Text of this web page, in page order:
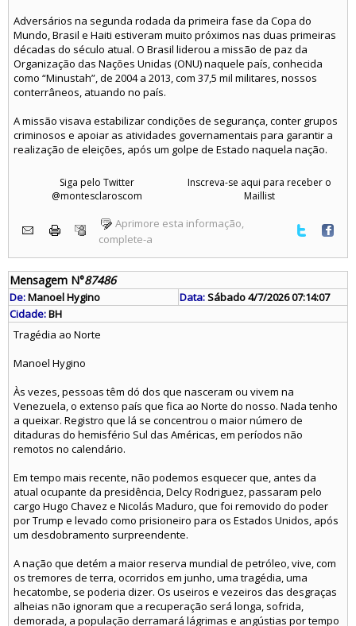
Adversários na segunda rodada da primeira fase da Copa do
Mundo, Brasil e Haiti estiveram muito próximos nas duas primeiras
décadas do século atual. O Brasil liderou a missão de paz da
Organização das Nações Unidas (ONU) naquele país, conhecida
como “Minustah”, de 2004 a 2013, com 37,5 mil militares, nossos
conterrâneos, atuando no país.
A missão visava estabilizar condições de segurança, conter grupos
criminosos e apoiar as atividades governamentais para garantir a
realização de eleições, após um golpe de Estado naquela nação.
Siga pelo Twitter
@montesclaroscom
Inscreva-se aqui para receber o
Maillist
Aprimore esta informação,
complete-a
Mensagem N°87486
De:Manoel Hygino Data:Sábado 4/7/2026 07:14:07
Cidade:BH
Tragédia ao Norte
Manoel Hygino
Às vezes, pessoas têm dó dos que nasceram ou vivem na
Venezuela, o extenso país que fica ao Norte do nosso. Nada tenho
a queixar. Registro que lá se concentrou o maior número de
ditaduras do hemisfério Sul das Américas, em períodos não
remotos no calendário.
Em tempo mais recente, não podemos esquecer que, antes da
atual ocupante da presidência, Delcy Rodriguez, passaram pelo
cargo Hugo Chavez e Nicolás Maduro, que foi removido do poder
por Trump e levado como prisioneiro para os Estados Unidos, após
um desdobramento surpreendente.
A nação que detém a maior reserva mundial de petróleo, vive, com
os tremores de terra, ocorridos em junho, uma tragédia, uma
hecatombe, se poderia dizer. Os useiros e vezeiros das desgraças
alheias não ignoram que a recuperação será longa, sofrida,
demorada, a população derramará lágrimas e angústias por tempo